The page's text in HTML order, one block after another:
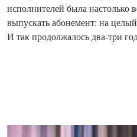
исполнителей была настолько
выпускать абонемент: на
И так продолжалось два-три